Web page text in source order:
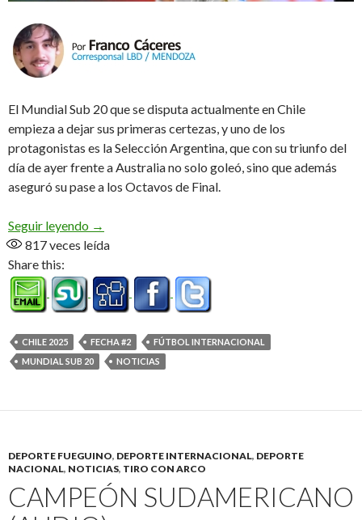
El Mundial Sub 20 que se disputa actualmente en Chile
empieza a dejar sus primeras certezas, y uno de los
protagonistas es la Selección Argentina, que con su triunfo del
día de ayer frente a Australia no solo goleó, sino que además
aseguró su pase a los Octavos de Final.
Seguir leyendo A paso firme
→
817veces leída
Share this:
CHILE 2025 FECHA #2
FÚTBOL INTERNACIONAL
MUNDIAL SUB 20
NOTICIAS
DEPORTE FUEGUINO, DEPORTE INTERNACIONAL, DEPORTE
NACIONAL, NOTICIAS, TIRO CON ARCO
CAMPEÓN SUDAMERICANO